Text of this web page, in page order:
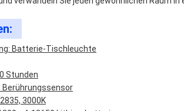
Batterie-Tischleuchte
Stunden
Berührungssensor
3000K